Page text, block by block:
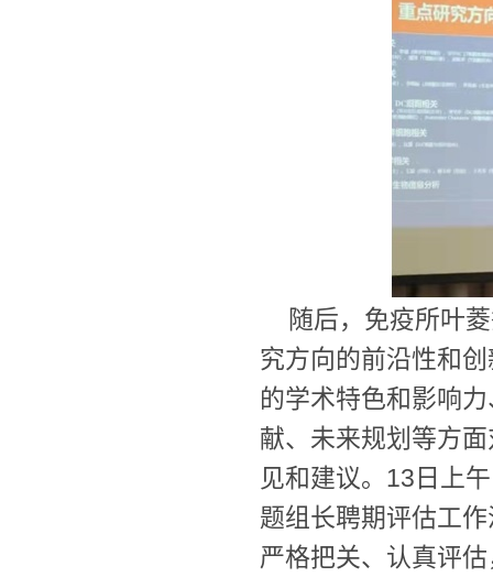
随后，免疫所叶
究方向的前沿性和
的学术特色和影响
献、未来规划等方
见和建议。13日上
题组长聘期评估工
严格把关、认真评